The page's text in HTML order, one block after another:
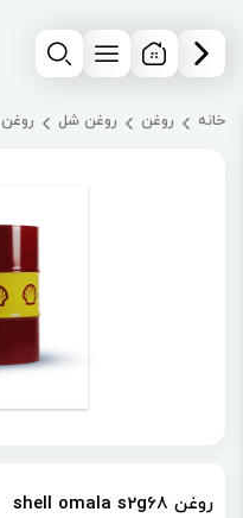
خانه روغن روغن شل روغن shell omala s2g68
روغن shell omala s2g68